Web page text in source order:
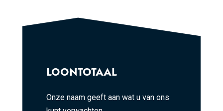
LOONTOTAAL
Onze naam geeft aan wat u van ons